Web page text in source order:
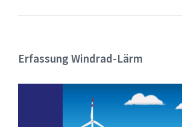
Beiträge
Erfassung Windrad-Lärm